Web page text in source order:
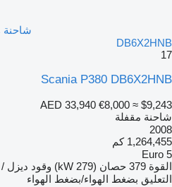
DB6X2HNB
17
Scania P380 DB6X2HNB
AED 33,940 €8,000 ≈ $9,243
شاحنة مقفلة
2008
1,264,455 كم
Euro 5
القوة 379 حصان (279 kW) وقود ديزل
التعليق بضغط الهواء/بضغط الهواء